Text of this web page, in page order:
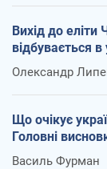
Вихід до
відбувається в
Олександр
Що очікує
Головні
Василь Фурман